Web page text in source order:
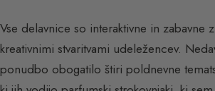
Vse delavnice so interaktivne in zabavne
kreativnimi stvaritvami udeležencev.
ponudbo obogatilo štiri poldnevne